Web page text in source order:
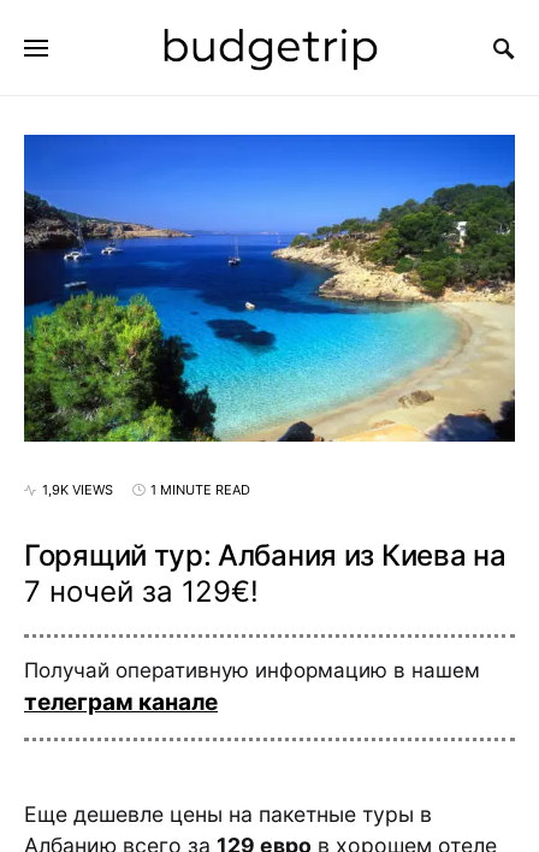
1,9K VIEWS 1 MINUTE READ
Горящий тур: Албания из Киева на
7 ночей за 129€!
Получай оперативную информацию в нашем
телеграм канале
Еще дешевле цены на пакетные туры в
Албанию всего за 129 евро в хорошем отеле